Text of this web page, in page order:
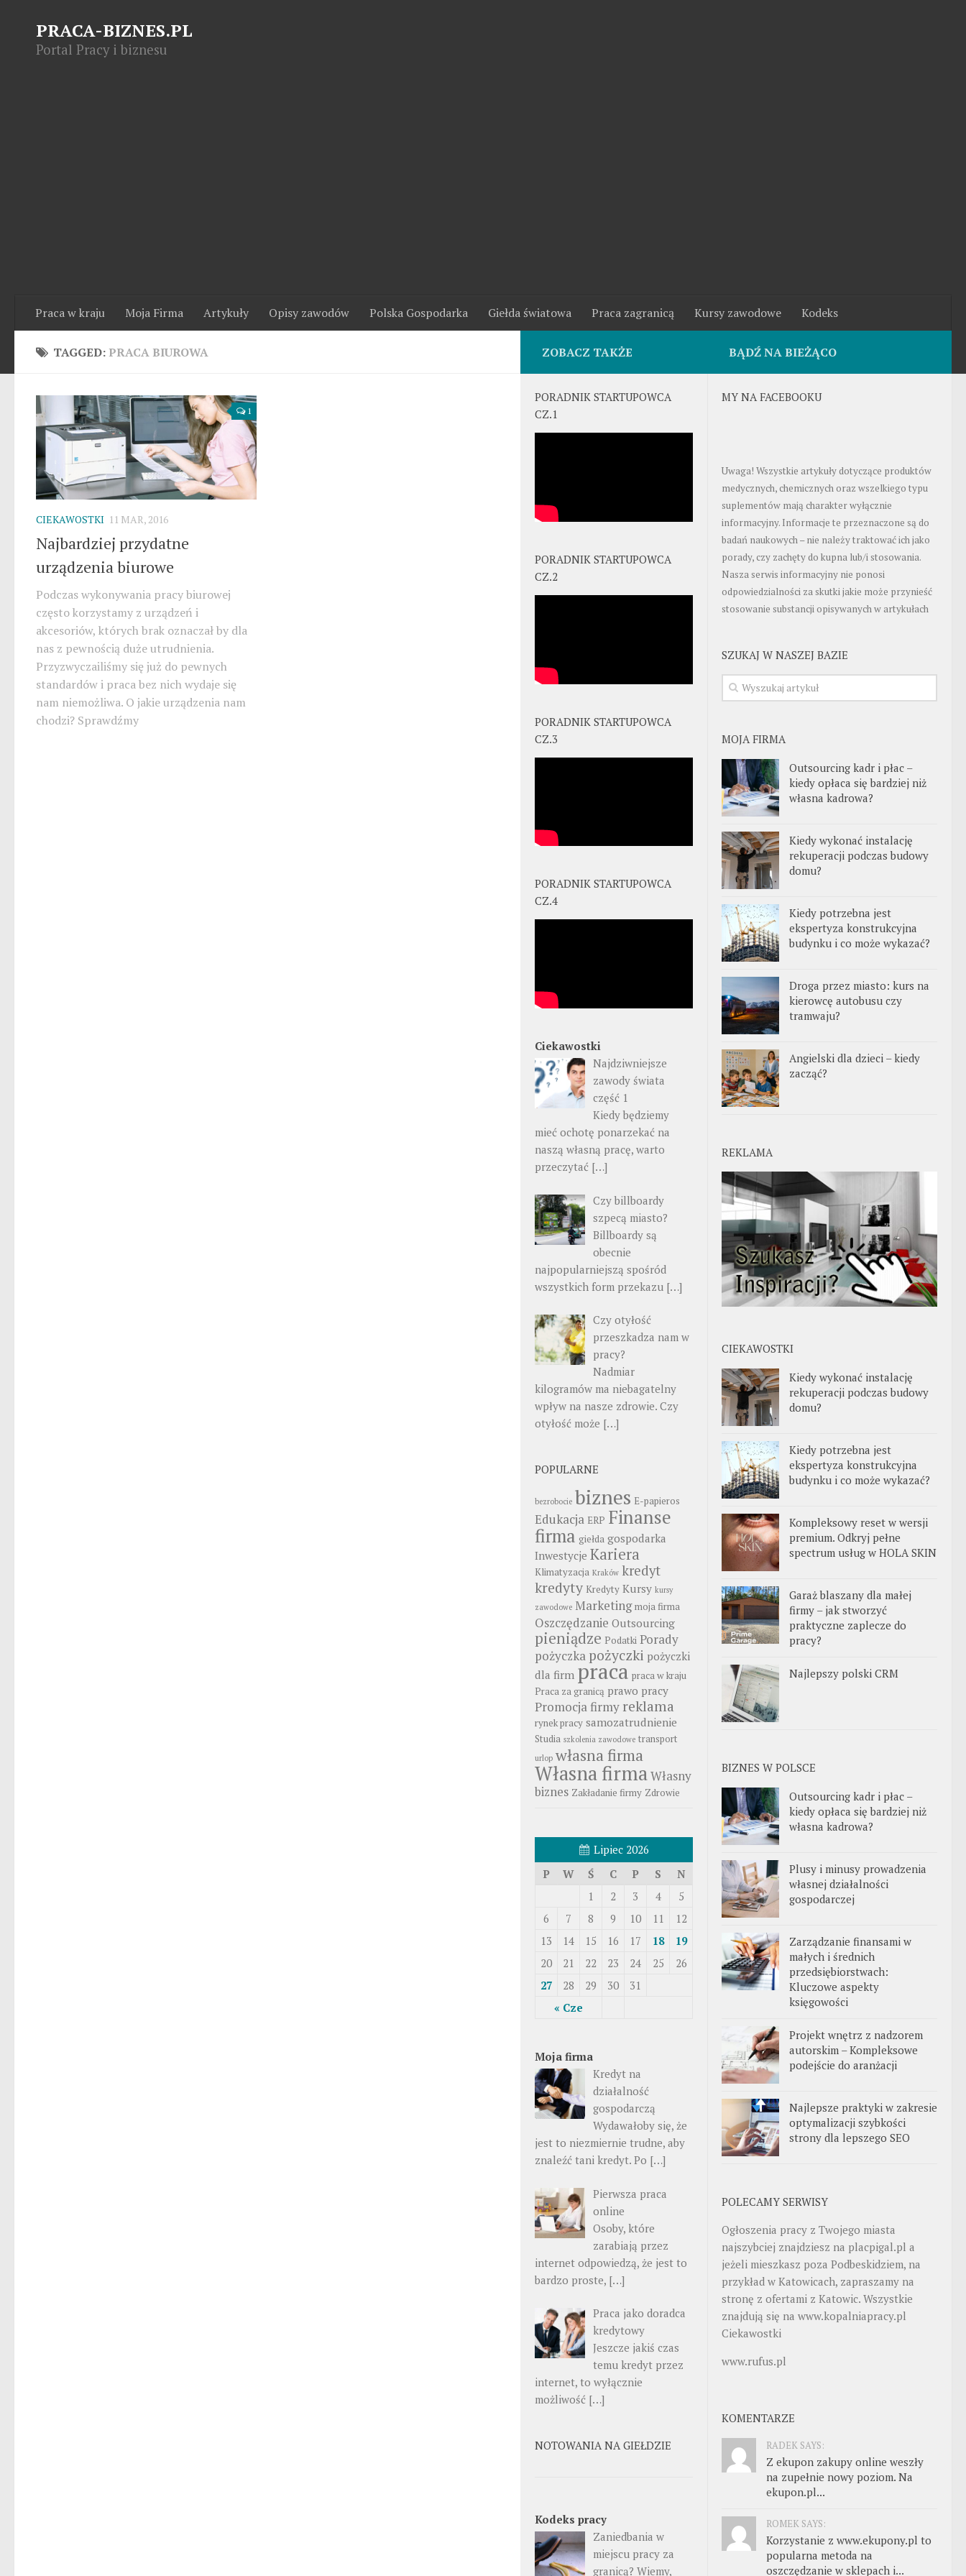
PRACA-BIZNES.PL
Portal Pracy i biznesu
Praca w kraju Moja Firma Artykuły Opisy zawodów Polska Gospodarka Giełda światowa Praca zagranicą Kursy zawodowe Kodeks
TAGGED: PRACA BIUROWA
1
CIEKAWOSTKI 11 MAR, 2016
Najbardziej przydatne
urządzenia biurowe
Podczas wykonywania pracy biurowej
często korzystamy z urządzeń i
akcesoriów, których brak oznaczał by dla
nas z pewnością duże utrudnienia.
Przyzwyczailiśmy się już do pewnych
standardów i praca bez nich wydaje się
nam niemożliwa. O jakie urządzenia nam
chodzi? Sprawdźmy
BĄDŹ NA BIEŻĄCO
MY NA FACEBOOKU
Uwaga! Wszystkie artykuły dotyczące produktów
medycznych, chemicznych oraz wszelkiego typu
suplementów mają charakter wyłącznie
informacyjny. Informacje te przeznaczone są do
badań naukowych – nie należy traktować ich jako
porady, czy zachęty do kupna lub/i stosowania.
Nasza serwis informacyjny nie ponosi
odpowiedzialności za skutki jakie może przynieść
stosowanie substancji opisywanych w artykułach
SZUKAJ W NASZEJ BAZIE
MOJA FIRMA
Outsourcing kadr i płac –
kiedy opłaca się bardziej niż
własna kadrowa?
Kiedy wykonać instalację
rekuperacji podczas budowy
domu?
Kiedy potrzebna jest
ekspertyza konstrukcyjna
budynku i co może wykazać?
Droga przez miasto: kurs na
kierowcę autobusu czy
tramwaju?
Angielski dla dzieci – kiedy
zacząć?
REKLAMA
CIEKAWOSTKI
Kiedy wykonać instalację
rekuperacji podczas budowy
domu?
Kiedy potrzebna jest
ekspertyza konstrukcyjna
budynku i co może wykazać?
Kompleksowy reset w wersji
premium. Odkryj pełne
spectrum usług w HOLA SKIN
Garaż blaszany dla małej
firmy – jak stworzyć
praktyczne zaplecze do
pracy?
Najlepszy polski CRM
BIZNES W POLSCE
Outsourcing kadr i płac –
kiedy opłaca się bardziej niż
własna kadrowa?
Plusy i minusy prowadzenia
własnej działalności
gospodarczej
Zarządzanie finansami w
małych i średnich
przedsiębiorstwach:
Kluczowe aspekty
księgowości
Projekt wnętrz z nadzorem
autorskim – Kompleksowe
podejście do aranżacji
Najlepsze praktyki w zakresie
optymalizacji szybkości
strony dla lepszego SEO
POLECAMY SERWISY
Ogłoszenia pracy z Twojego miasta
najszybciej znajdziesz na placpigal.pl a
jeżeli mieszkasz poza Podbeskidziem, na
przykład w Katowicach, zapraszamy na
stronę z ofertami z Katowic. Wszystkie
znajdują się na www.kopalniapracy.pl
Ciekawostki
www.rufus.pl
KOMENTARZE
RADEK SAYS:
Z ekupon zakupy online weszły
na zupełnie nowy poziom. Na
ekupon.pl...
ROMEK SAYS:
Korzystanie z www.ekupony.pl to
popularna metoda na
oszczędzanie w sklepach i...
ZOBACZ TAKŻE
PORADNIK STARTUPOWCA
CZ.1
PORADNIK STARTUPOWCA
CZ.2
PORADNIK STARTUPOWCA
CZ.3
PORADNIK STARTUPOWCA
CZ.4
Ciekawostki
Najdziwniejsze
zawody świata
część 1
Kiedy będziemy
mieć ochotę ponarzekać na
naszą własną pracę, warto
przeczytać […]
Czy billboardy
szpecą miasto?
Billboardy są
obecnie
najpopularniejszą spośród
wszystkich form przekazu […]
Czy otyłość
przeszkadza nam w
pracy?
Nadmiar
kilogramów ma niebagatelny
wpływ na nasze zdrowie. Czy
otyłość może […]
POPULARNE
bezrobocie biznes E-papieros
Edukacja ERP Finanse
firma giełda gospodarka
Inwestycje Kariera
Klimatyzacja Kraków kredyt
kredyty Kredyty Kursy kursy
zawodowe Marketing moja firma
Oszczędzanie Outsourcing
pieniądze Podatki Porady
pożyczka pożyczki pożyczki
dla firm praca praca w kraju
Praca za granicą prawo pracy
Promocja firmy reklama
rynek pracy samozatrudnienie
Studia szkolenia zawodowe transport
urlop własna firma
Własna firmaWłasny
biznes Zakładanie firmy Zdrowie
Lipiec 2026
P
W Ś C P S N
« Cze
1 2 3 4
5
6
7 8 9 10 11
12
13
14 15 16 17 18
19
20
21 22 23 24 25
26
27
28 29 30 31
Moja firma
Kredyt na
działalność
gospodarczą
Wydawałoby się, że
jest to niezmiernie trudne, aby
znaleźć tani kredyt. Po […]
Pierwsza praca
online
Osoby, które
zarabiają przez
internet odpowiedzą, że jest to
bardzo proste, […]
Praca jako doradca
kredytowy
Jeszcze jakiś czas
temu kredyt przez
internet, to wyłącznie
możliwość […]
NOTOWANIA NA GIEŁDZIE
Kodeks pracy
Zaniedbania w
miejscu pracy za
granicą? Wiemy,